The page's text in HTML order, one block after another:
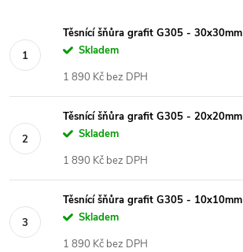
Těsnící šňůra grafit G305 - 30x30mm
Skladem
1 890 Kč bez DPH
Těsnící šňůra grafit G305 - 20x20mm
Skladem
1 890 Kč bez DPH
Těsnící šňůra grafit G305 - 10x10mm
Skladem
1 890 Kč bez DPH